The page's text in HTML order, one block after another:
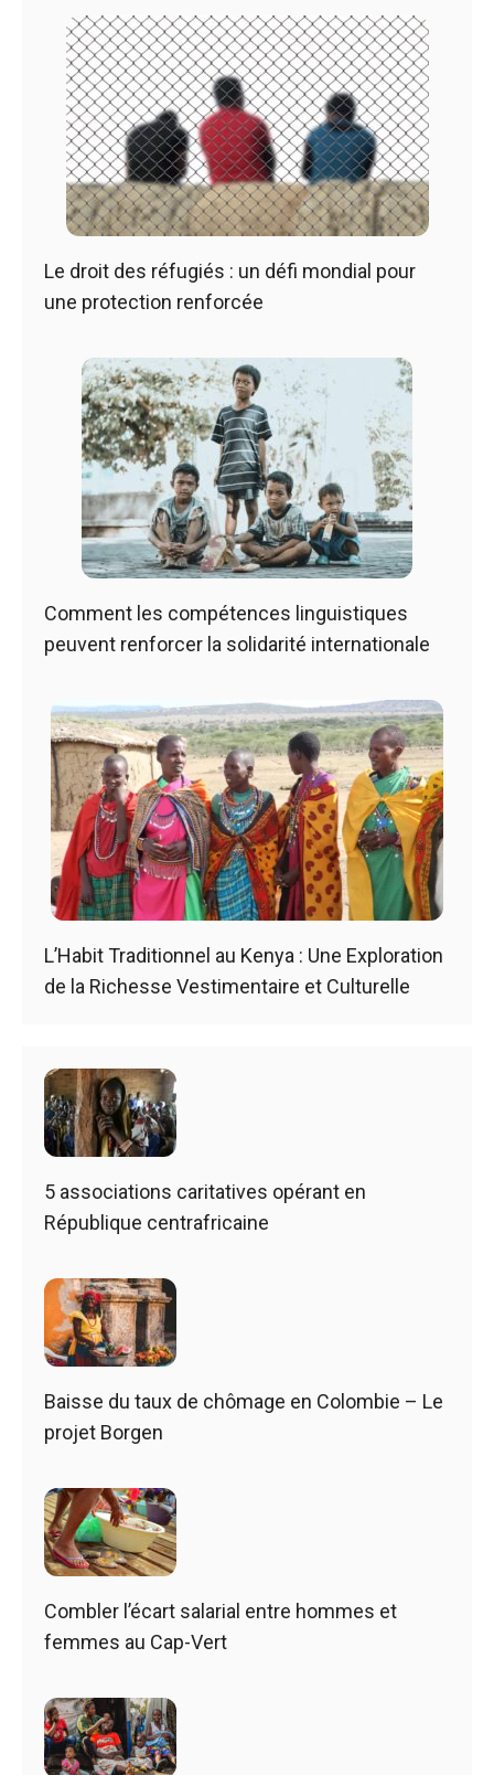
Le droit des réfugiés : un défi mondial pour
une protection renforcée
Comment les compétences linguistiques
peuvent renforcer la solidarité internationale
L’Habit Traditionnel au Kenya : Une Exploration
de la Richesse Vestimentaire et Culturelle
5 associations caritatives opérant en
République centrafricaine
Baisse du taux de chômage en Colombie – Le
projet Borgen
Combler l’écart salarial entre hommes et
femmes au Cap-Vert